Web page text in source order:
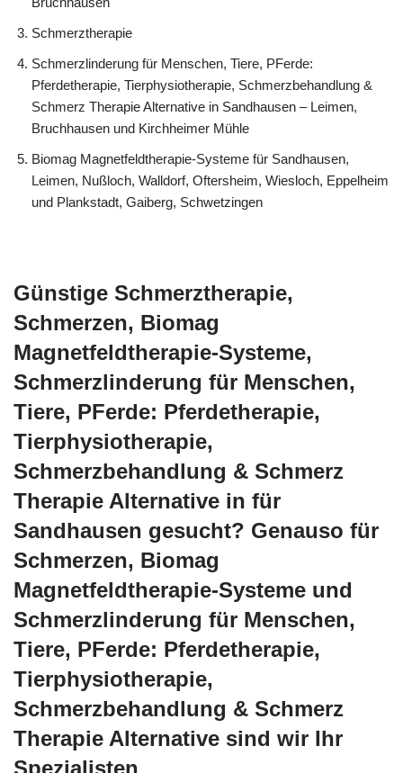
Schmerztherapie
Schmerzlinderung für Menschen, Tiere, PFerde:
Pferdetherapie, Tierphysiotherapie, Schmerzbehandlung &
Schmerz Therapie Alternative in Sandhausen – Leimen,
Bruchhausen und Kirchheimer Mühle
Biomag Magnetfeldtherapie-Systeme für Sandhausen,
Leimen, Nußloch, Walldorf, Oftersheim, Wiesloch, Eppelheim
und Plankstadt, Gaiberg, Schwetzingen
Günstige Schmerztherapie,
Schmerzen, Biomag
Magnetfeldtherapie-Systeme,
Schmerzlinderung für Menschen,
Tiere, PFerde: Pferdetherapie,
Tierphysiotherapie,
Schmerzbehandlung & Schmerz
Therapie Alternative in für
Sandhausen gesucht? Genauso für
Schmerzen, Biomag
Magnetfeldtherapie-Systeme und
Schmerzlinderung für Menschen,
Tiere, PFerde: Pferdetherapie,
Tierphysiotherapie,
Schmerzbehandlung & Schmerz
Therapie Alternative sind wir Ihr
Spezialisten